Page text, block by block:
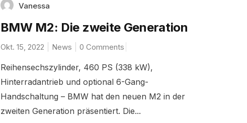
Vanessa
BMW M2: Die zweite Generation
Okt. 15, 2022 News 0 Comments
Reihensechszylinder, 460 PS (338 kW),
Hinterradantrieb und optional 6-Gang-
Handschaltung – BMW hat den neuen M2 in der
zweiten Generation präsentiert. Die...